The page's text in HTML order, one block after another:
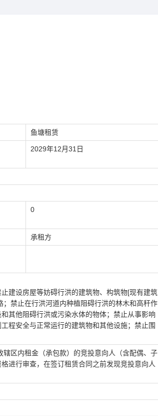
鱼塘租赁
2029年12月31日
0
承租方
建设房屋等妨碍行洪的建筑物、构筑物[现有建筑
；禁止在行洪河道内种植阻碍行洪的林木和高秆作
其他阻碍行洪或污染水体的物体；禁止从事影响
程安全与正常运行的建筑物和其他设施；禁止围
区内租金（承包款）的竞投意向人（含配偶、子
进行审查，在签订租赁合同之前发现竞投意向人